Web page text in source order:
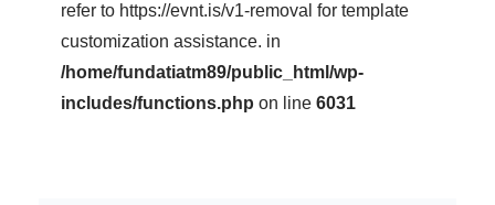
refer to https://evnt.is/v1-removal for template
customization assistance. in
/home/fundatiatm89/public_html/wp-
includes/functions.php on line 6031